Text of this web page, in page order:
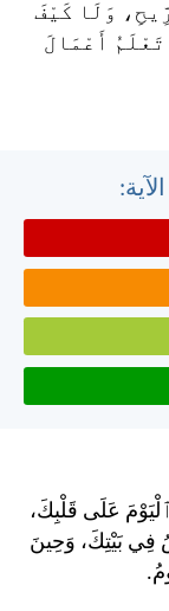
وَلَا كَيْفَ
أَعْمَالَ
عَلَى قَلْبِكَ،
فِي بَيْتِكَ، وَحِينَ